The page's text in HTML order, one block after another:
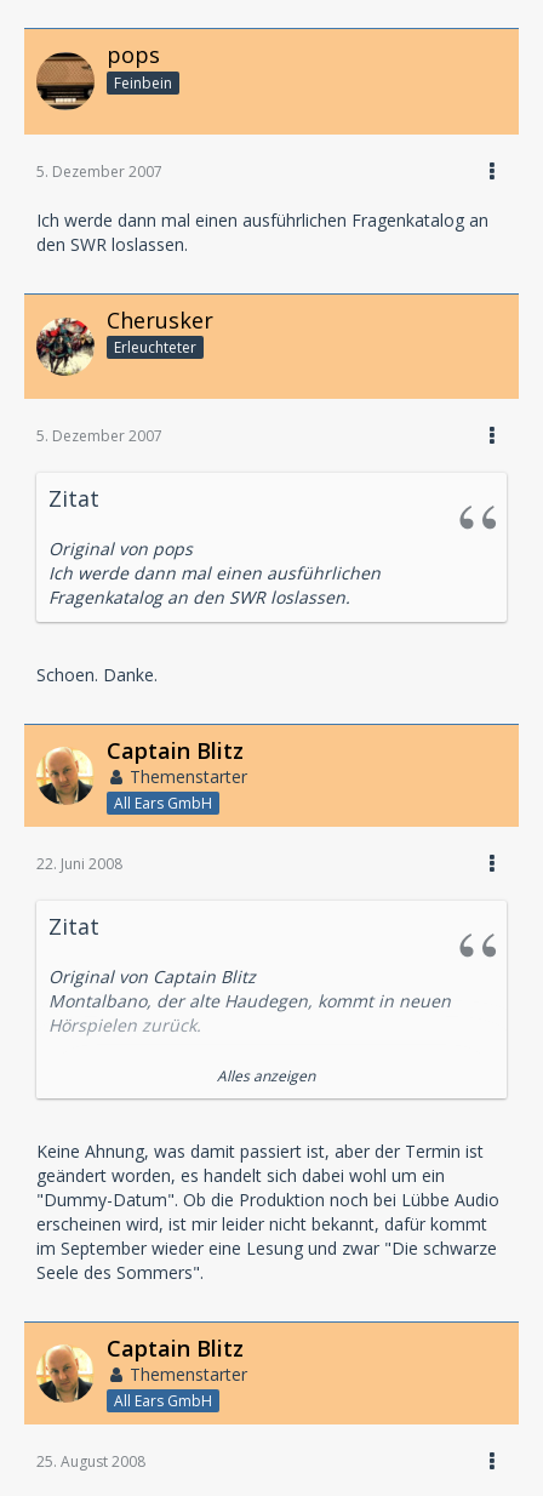
pops
Feinbein
5. Dezember 2007
Ich werde dann mal einen ausführlichen Fragenkatalog an
den SWR loslassen.
Cherusker
Erleuchteter
5. Dezember 2007
Zitat
Original von pops
Ich werde dann mal einen ausführlichen
Fragenkatalog an den SWR loslassen.
Schoen. Danke.
Captain Blitz
Themenstarter
All Ears GmbH
22. Juni 2008
Zitat
Original von Captain Blitz
Montalbano, der alte Haudegen, kommt in neuen
Hörspielen zurück.
[URL=http://www.luebbeaudio.de/kunden/luebbe/vgl/
www.nsf/htmls/Buchseite_audio?
Einzeldokument&external=d!C1256E550034A541,i!64C
05D178CA45472C125737500649E31&mnn=navaudio]...
verliert die Geduld[/URL]
Der SWR hat dieses Hörspiel produziert und nach ein
paar Lesungen mischt der eigenwillige Commissario
Am 15.07.2008 ist es dann endlich soweit.
Alles anzeigen
Keine Ahnung, was damit passiert ist, aber der Termin ist
geändert worden, es handelt sich dabei wohl um ein
"Dummy-Datum". Ob die Produktion noch bei Lübbe Audio
erscheinen wird, ist mir leider nicht bekannt, dafür kommt
im September wieder eine Lesung und zwar "Die schwarze
Seele des Sommers".
Captain Blitz
Themenstarter
All Ears GmbH
25. August 2008